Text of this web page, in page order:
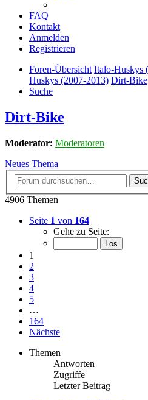
FAQ
Kontakt
Anmelden
Registrieren
Foren-Übersicht Italo-Huskys
Huskys (2007-2013) Dirt-Bike
Suche
Dirt-Bike
Moderator: Moderatoren
Neues Thema
4906 Themen
Seite 1 von 164
Gehe zu Seite:
1
2
3
4
5
…
164
Nächste
Themen
Antworten
Zugriffe
Letzter Beitrag